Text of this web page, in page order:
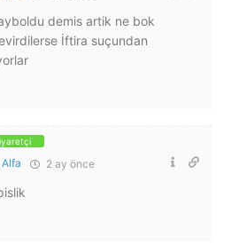
demis artik ne bok
İftira suçundan
Alfa 2 ay önce